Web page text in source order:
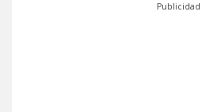
Publicidad